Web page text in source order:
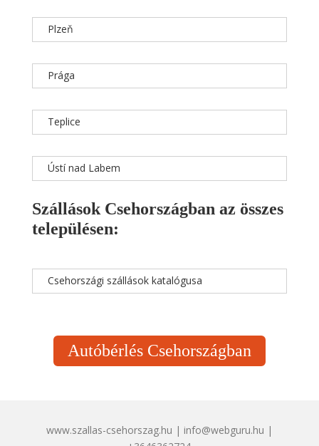
Plzeň
Prága
Teplice
Ústí nad Labem
Szállások Csehországban az összes
településen:
Csehországi szállások katalógusa
Autóbérlés Csehországban
www.szallas-csehorszag.hu | info@webguru.hu |